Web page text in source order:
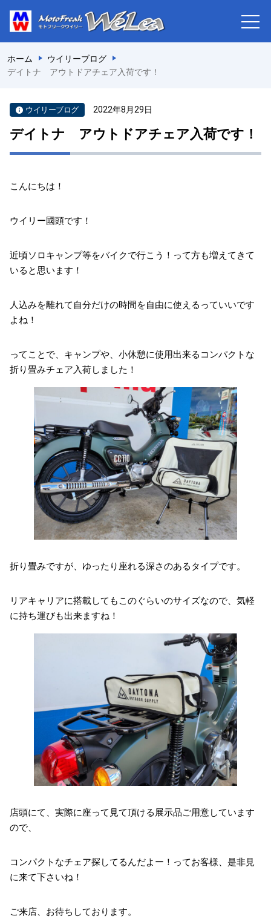
ホーム
ウイリーブログ
デイトナ アウトドアチェア入荷です！
ウイリーブログ 2022年8月29日
デイトナ アウトドアチェア入荷です！
こんにちは！
ウイリー國頭です！
近頃ソロキャンプ等をバイクで行こう！って方も増えてきて
いると思います！
人込みを離れて自分だけの時間を自由に使えるっていいです
よね！
ってことで、キャンプや、小休憩に使用出来るコンパクトな
折り畳みチェア入荷しました！
折り畳みですが、ゆったり座れる深さのあるタイプです。
リアキャリアに搭載してもこのぐらいのサイズなので、気軽
に持ち運びも出来ますね！
店頭にて、実際に座って見て頂ける展示品ご用意しています
ので、
コンパクトなチェア探してるんだよー！ってお客様、是非見
に来て下さいね！
ご来店、お待ちしております。